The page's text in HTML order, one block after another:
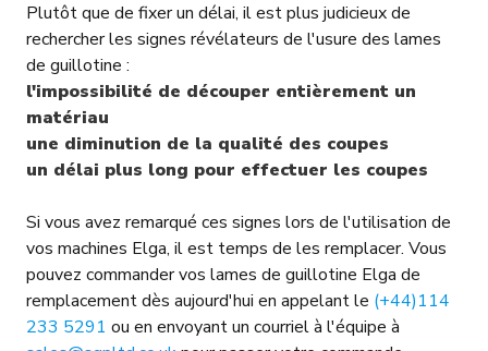
Plutôt que de fixer un délai, il est plus judicieux de
rechercher les signes révélateurs de l'usure des lames
de guillotine :
l'impossibilité de découper entièrement un
matériau
une diminution de la qualité des coupes
un délai plus long pour effectuer les coupes
Si vous avez remarqué ces signes lors de l'utilisation de
vos machines Elga, il est temps de les remplacer. Vous
pouvez commander vos lames de guillotine Elga de
remplacement dès aujourd'hui en appelant le (+44)114
233 5291 ou en envoyant un courriel à l'équipe à